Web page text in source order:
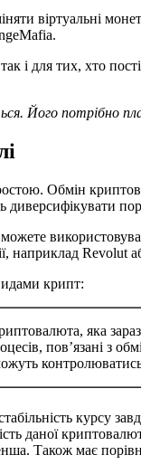
віртуальні
і для тих, хто
Його потрібно
Обмін
диверсифікувати
наприклад Revolut
крипт:
яка
пов’язані з
курсу
даної
Також має